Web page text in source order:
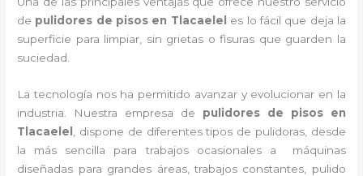
de pulidores de pisos en Tlacaelel es lo fácil que deja la
superficie para limpiar, sin grietas o fisuras que guarden la
suciedad.
La tecnología nos ha permitido avanzar y evolucionar en la
industria. Nuestra empresa de pulidores de pisosen
Tlacaelel
, dispone de diferentes tipos de pulidoras, desde
la más sencilla para trabajos ocasionales a máquinas
diseñadas para grandes áreas, trabajos constantes, pulido